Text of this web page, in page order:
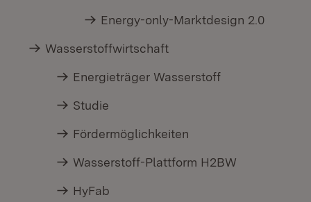
Energy-only-Marktdesign 2.0
Wasserstoffwirtschaft
Energieträger Wasserstoff
Studie
Fördermöglichkeiten
Wasserstoff-Plattform H2BW
HyFab